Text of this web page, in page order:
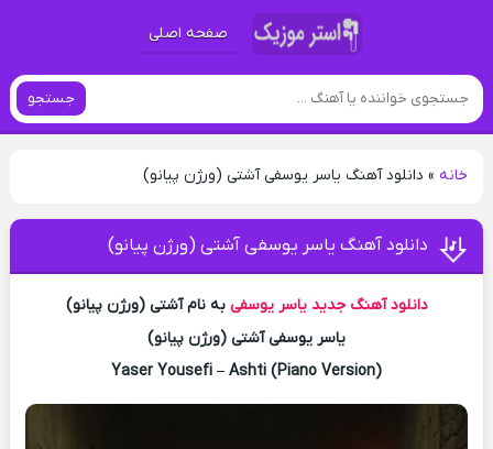
صفحه اصلی
جستجو
خانه» دانلود آهنگ یاسر یوسفی آشتی (ورژن پیانو)
دانلود آهنگ یاسر یوسفی آشتی (ورژن پیانو)
دانلود آهنگ جدید یاسر یوسفی به نام آشتی (ورژن پیانو)
یاسر یوسفی آشتی (ورژن پیانو)
Yaser Yousefi – Ashti (Piano Version)